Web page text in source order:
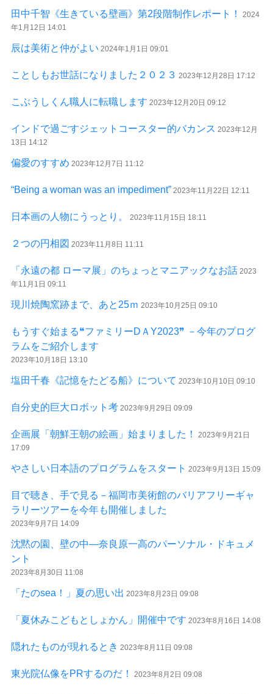
田中千智《生きている壁画》第2段階制作レポート！
2024
年1月12日 14:01
辰は美術と仲がよい 2024年1月1日 09:01
ことしもお世話になりました２０２３ 2023年12月28日 17:12
こぶうしくん職人に転職します 2023年12月20日 09:12
インドで過ごすジェットコースター的バカンス 2023年12月
13日 14:12
偏愛のすすめ 2023年12月7日 11:12
“Being a woman was an impediment” 2023年11月22日 12:11
日本画の人物にうっとり。 2023年11月15日 18:11
２つの円相図 2023年11月8日 11:11
「永遠の都 ローマ展」のちょっとマニアックなお話 2023
年11月1日 09:11
現川焼陶窯跡まで、あと25ｍ 2023年10月25日 09:10
もうすぐ始まる❝ファミリーDＡY2023❞ －今年のプログ
ラムをご紹介します
2023年10月18日 13:10
塩田千春《記憶をたどる船》について 2023年10月10日 09:10
自分史的巨大ロボット考 2023年9月29日 09:09
企画展「朝鮮王朝の絵画」始まりました！
2023年9月21日
17:09
やさしい日本語のプログラムをスタート 2023年9月13日 15:09
目で聴き、手で見る－福岡市美術館のバリアフリーギャ
ラリーツアーを今年も開催しました
2023年9月7日 14:09
沈黙の園、壁の中—奈良原一高のパーソナル・ドキュメ
ント
2023年8月30日 11:08
「たのsea！」夏の思い出 2023年8月23日 09:08
「夏休みこどもとしょかん」開催中です 2023年8月16日 14:08
隠れたものが現れるとき 2023年8月11日 09:08
東光院仏像をPRするのだ！ 2023年8月2日 09:08